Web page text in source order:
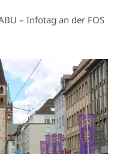
– Infotag an der FOS